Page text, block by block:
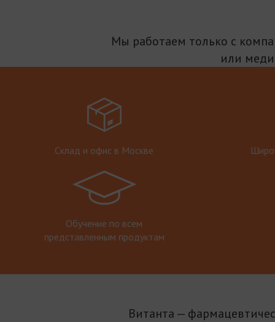
Мы работаем только с
или
Склад и офис в Москве
Обучение по всем
представленным продуктам
Витанта —